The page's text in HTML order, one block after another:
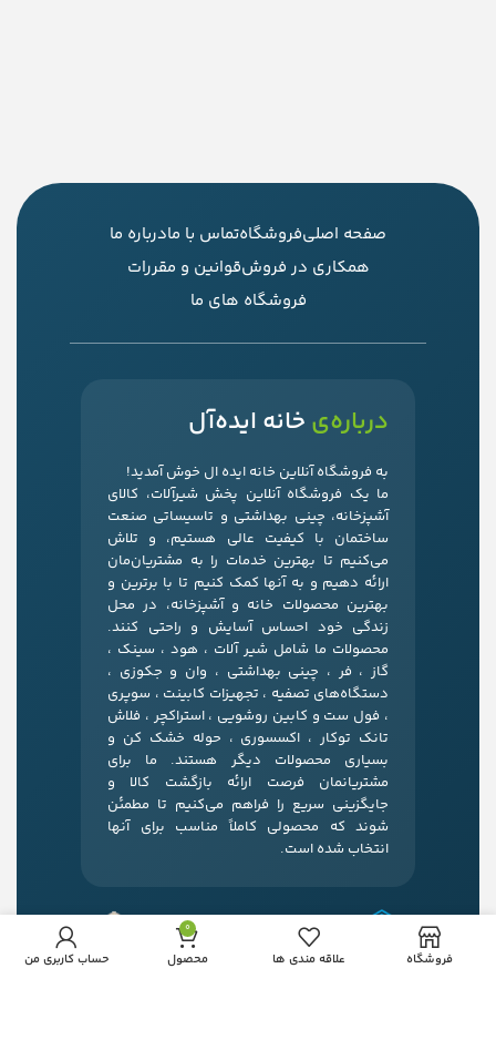
صفحه اصلیفروشگاهتماس با مادرباره ما
همکاری در فروشقوانین و مقررات
فروشگاه های ما
درباره‌ی خانه ایده‌آل
به فروشگاه آنلاین خانه ایده ال خوش آمدید!
ما یک فروشگاه آنلاین پخش شیرآلات، کالای
آشپزخانه، چینی بهداشتی و تاسیساتی صنعت
ساختمان با کیفیت عالی هستیم، و تلاش
می‌کنیم تا بهترین خدمات را به مشتریان‌مان
ارائه دهیم و به آنها کمک کنیم تا با برترین و
بهترین محصولات خانه و آشپزخانه، در محل
زندگی خود احساس آسایش و راحتی کنند.
محصولات ما شامل شیر آلات ، هود ، سینک ،
گاز ، فر ، چینی بهداشتی ، وان و جکوزی ،
دستگاه‌های تصفیه ، تجهیزات کابینت ، سوپری
، فول ست و کابین روشویی ، استراکچر ، فلاش
تانک توکار ، اکسسوری ، حوله خشک کن و
بسیاری محصولات دیگر هستند. ما برای
مشتریانمان فرصت ارائه بازگشت کالا و
جایگزینی سریع را فراهم می‌کنیم تا مطمئن
شوند که محصولی کاملاً مناسب برای آنها
انتخاب شده است.
فروشگاه علاقه مندی ها
0
محصول حساب کاربری من